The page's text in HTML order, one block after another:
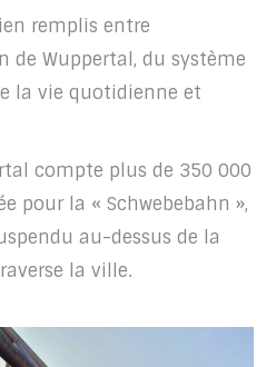
remplis entre
de Wuppertal, du système
la vie quotidienne et
compte plus de 350 000
pour la « Schwebebahn »,
au-dessus de la
la ville.